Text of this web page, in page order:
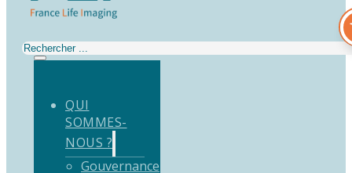
Rechercher
QUI
SOMMES-
NOUS ?
Gouvernance